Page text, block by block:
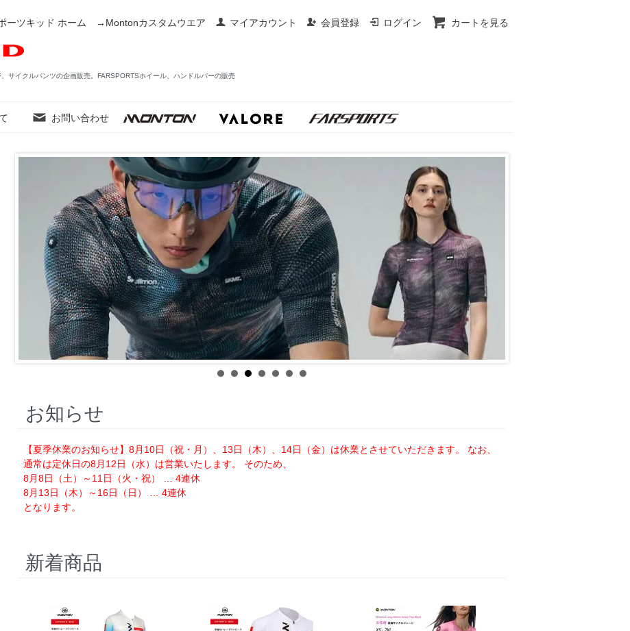
ーツキッド ホーム →Montonカスタムウエア マイアカウント 会員登録 ログイン カートを見る
サイクルパンツの企画販売。FARSPORTSホイール、ハンドルバーの販売
お問い合わせ
お知らせ
【夏季休業のお知らせ】8月10日（祝・月）、13日（木）、14日（金）は休業とさせていただきます。 なお、
通常は定休日の8月12日（水）は営業いたします。 そのため、
8月8日（土）～11日（火・祝） … 4連休
8月13日（木）～16日（日） … 4連休
となります。
新着商品